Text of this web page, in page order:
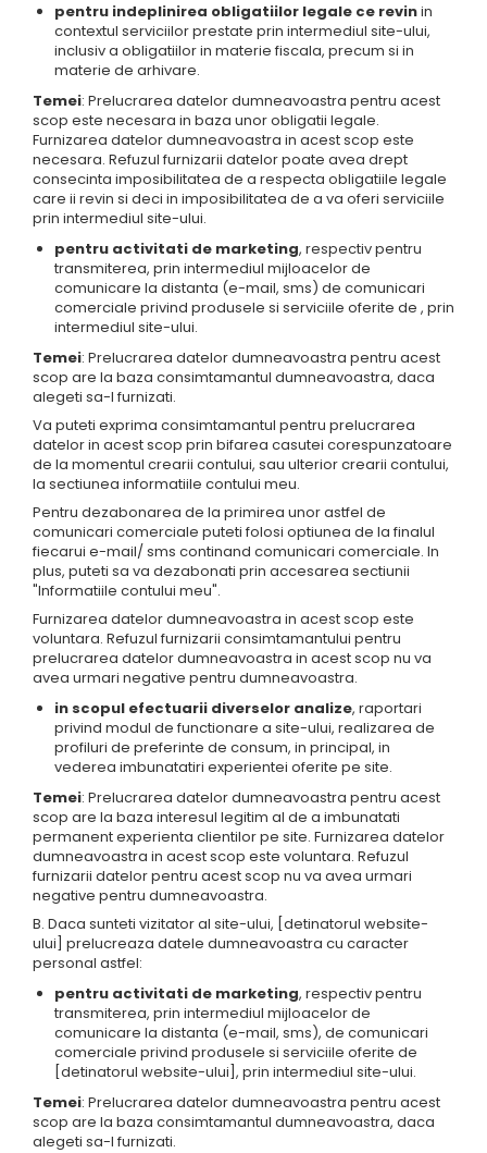
pentru indeplinirea obligatiilor legale ce revinin
contextul serviciilor prestate prin intermediul site-ului,
inclusiv a obligatiilor in materie fiscala, precum si in
materie de arhivare.
Temei: Prelucrarea datelor dumneavoastra pentru acest
scop este necesara in baza unor obligatii legale.
Furnizarea datelor dumneavoastra in acest scop este
necesara. Refuzul furnizarii datelor poate avea drept
consecinta imposibilitatea de a respecta obligatiile legale
care ii revin si deci in imposibilitatea de a va oferi serviciile
prin intermediul site-ului.
pentru activitati de marketing, respectiv pentru
transmiterea, prin intermediul mijloacelor de
comunicare la distanta (e-mail, sms) de comunicari
comerciale privind produsele si serviciile oferite de , prin
intermediul site-ului.
Temei: Prelucrarea datelor dumneavoastra pentru acest
scop are la baza consimtamantul dumneavoastra, daca
alegeti sa-l furnizati.
Va puteti exprima consimtamantul pentru prelucrarea
datelor in acest scop prin bifarea casutei corespunzatoare
de la momentul crearii contului, sau ulterior crearii contului,
la sectiunea informatiile contului meu.
Pentru dezabonarea de la primirea unor astfel de
comunicari comerciale puteti folosi optiunea de la finalul
fiecarui e-mail/ sms continand comunicari comerciale. In
plus, puteti sa va dezabonati prin accesarea sectiunii
"Informatiile contului meu".
Furnizarea datelor dumneavoastra in acest scop este
voluntara. Refuzul furnizarii consimtamantului pentru
prelucrarea datelor dumneavoastra in acest scop nu va
avea urmari negative pentru dumneavoastra.
in scopul efectuarii diverselor analize, raportari
privind modul de functionare a site-ului, realizarea de
profiluri de preferinte de consum, in principal, in
vederea imbunatatiri experientei oferite pe site.
Temei: Prelucrarea datelor dumneavoastra pentru acest
scop are la baza interesul legitim al de a imbunatati
permanent experienta clientilor pe site. Furnizarea datelor
dumneavoastra in acest scop este voluntara. Refuzul
furnizarii datelor pentru acest scop nu va avea urmari
negative pentru dumneavoastra.
B. Daca sunteti vizitator al site-ului, [detinatorul website-
ului] prelucreaza datele dumneavoastra cu caracter
personal astfel:
pentru activitati de marketing, respectiv pentru
transmiterea, prin intermediul mijloacelor de
comunicare la distanta (e-mail, sms), de comunicari
comerciale privind produsele si serviciile oferite de
[detinatorul website-ului], prin intermediul site-ului.
Temei: Prelucrarea datelor dumneavoastra pentru acest
scop are la baza consimtamantul dumneavoastra, daca
alegeti sa-l furnizati.